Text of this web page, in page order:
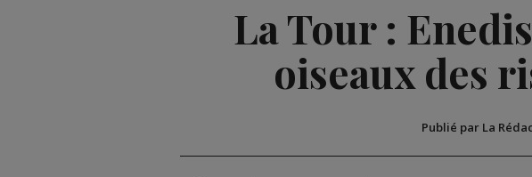
La Tour :
oiseaux des
Publié par La